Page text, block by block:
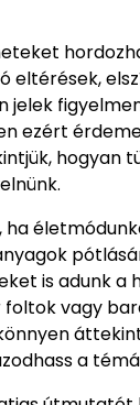
eltérések,
jelek
ezért
hogyan
is adunk a
vagy
a